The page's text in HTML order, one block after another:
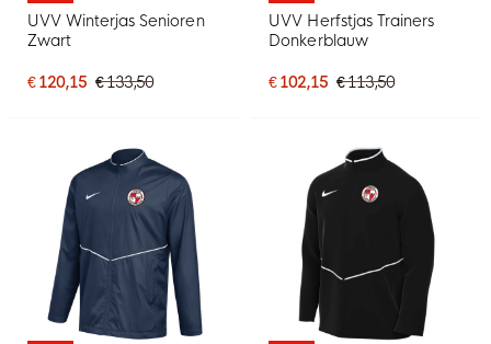
UVV Winterjas Senioren
Zwart
€ 120,15 € 133,50
UVV Herfstjas Trainers
Donkerblauw
€ 102,15 € 113,50